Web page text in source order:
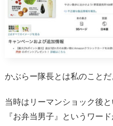
かぶらー隊長とは私のことだ
当時はリーマンショック後
『お弁当男子』というワー